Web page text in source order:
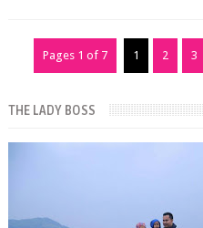
Pages 1 of 7 1 2 3
THE LADY BOSS